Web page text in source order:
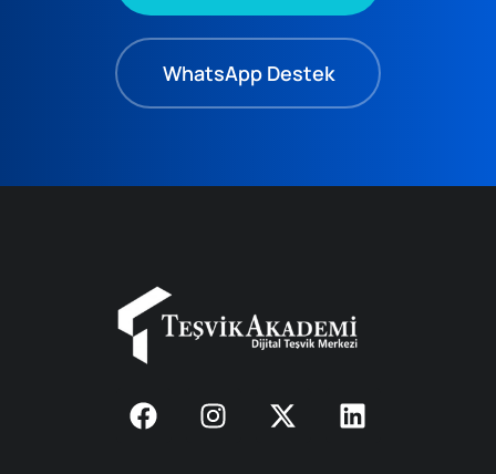
WhatsApp Destek